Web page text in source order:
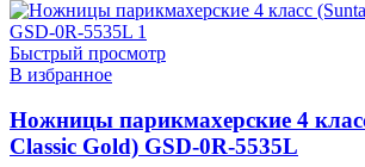
Быстрый просмотр
В избранное
Ножницы парикмахерские 4
Classic Gold) GSD-0R-5535L